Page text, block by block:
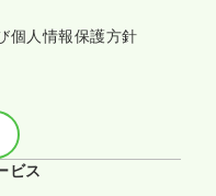
個人情報保護方針
ビス